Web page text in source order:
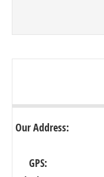
Our Address:
GPS: